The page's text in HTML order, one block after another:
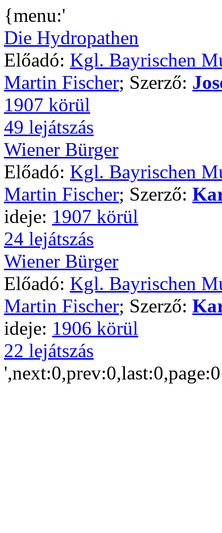
{menu:'
Die Hydropathen
Előadó: Kgl. Bayrischen
Martin Fischer; Szerző:
1907 körül
49 lejátszás
Wiener Bürger
Előadó: Kgl. Bayrischen
Martin Fischer; Szerző:
ideje: 1907 körül
24 lejátszás
Wiener Bürger
Előadó: Kgl. Bayrischen
Martin Fischer; Szerző:
ideje: 1906 körül
22 lejátszás